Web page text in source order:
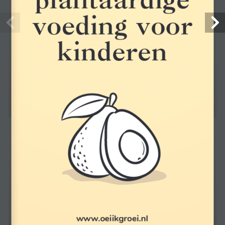
Gratis verzending
Bij 7 of meer gratis artikelen of bij besteding van €150,- of meer
Altijd bereikbaar
Voor vragen en advies, bel naar 026-3619030 of stuur een e-mail
naar info@verloskundigenloket.nl
met de bekende merken voor zwangerschaps- en babyproducten,
www.oeiikgroei.nl
voeding voor
kinderen